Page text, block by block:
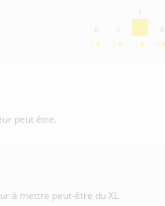
1★ 2★
1
3★
peut être.
à mettre peut-être du XL